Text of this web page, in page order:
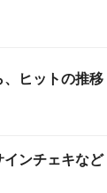
ヒットの推移
ンチェキなど